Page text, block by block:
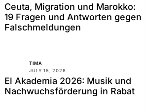
Ceuta, Migration und Marokko:
19 Fragen und Antworten gegen
Falschmeldungen
TIMA
JULY 15, 2026
El Akademia 2026: Musik und
Nachwuchsförderung in Rabat